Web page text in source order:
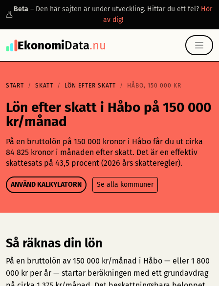
Beta – Den här sajten är under utveckling. Hittar du ett fel? Hör
av dig!
EkonomiData.nu
START SKATT LÖN EFTER SKATT HÅBO, 150 000 KR
Lön efter skatt i Håbo på 150 000
kr/månad
På en bruttolön på 150 000 kronor i Håbo får du ut cirka
84 825 kronor i månaden efter skatt. Det är en effektiv
skattesats på 43,5 procent (2026 års skatteregler).
ANVÄND KALKYLATORN Se alla kommuner
Så räknas din lön
På en bruttolön av 150 000 kr/månad i Håbo — eller 1 800
000 kr per år — startar beräkningen med ett grundavdrag